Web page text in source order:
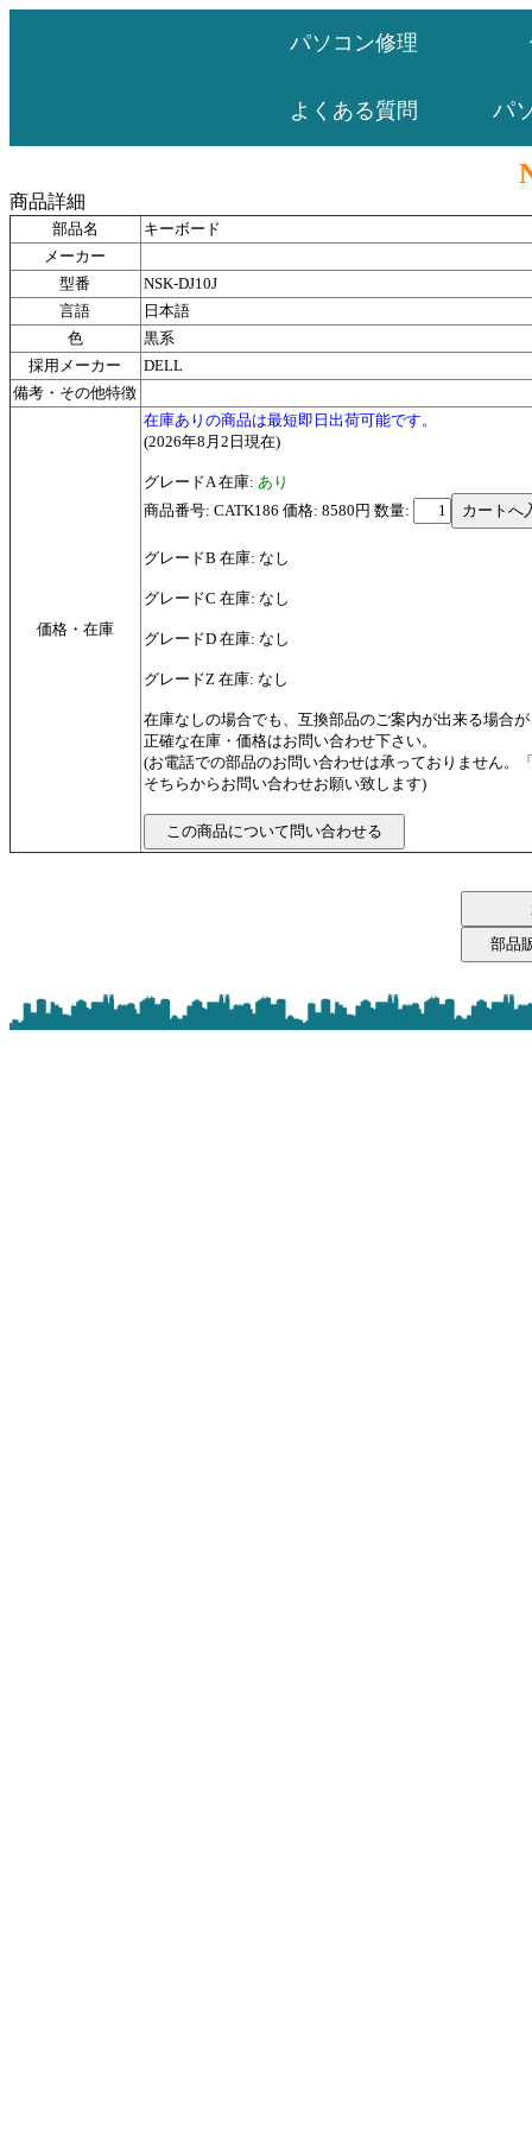
パソコン修理
よくある質問 パ
商品詳細
部品名
キーボード
メーカー
型番
NSK-DJ10J
言語
日本語
色
黒系
採用メーカー
DELL
備考・その他特徴
価格・在庫
在庫ありの商品は最短即日出荷可能です。
(2026年8月2日現在)
グレードA 在庫: あり
商品番号: CATK186 価格: 8580円 数量:
グレードB 在庫: なし
グレードC 在庫: なし
グレードD 在庫: なし
グレードZ 在庫: なし
在庫なしの場合でも、互換部品のご案内が出来る場合
正確な在庫・価格はお問い合わせ下さい。
(お電話での部品のお問い合わせは承っておりません。
そちらからお問い合わせお願い致します)